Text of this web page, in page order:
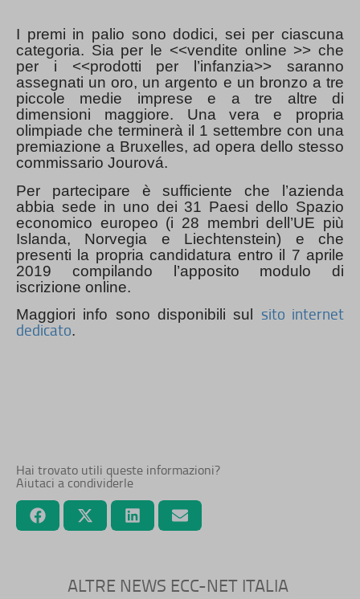
I premi in palio sono dodici, sei per ciascuna
categoria. Sia per le <<vendite online >> che
per i <<prodotti per l’infanzia>> saranno
assegnati un oro, un argento e un bronzo a tre
piccole medie imprese e a tre altre di
dimensioni maggiore. Una vera e propria
olimpiade che terminerà il 1 settembre con una
premiazione a Bruxelles, ad opera dello stesso
commissario Jourová.
Per partecipare è sufficiente che l’azienda
abbia sede in uno dei 31 Paesi dello Spazio
economico europeo (i 28 membri dell’UE più
Islanda, Norvegia e Liechtenstein) e che
presenti la propria candidatura entro il 7 aprile
2019 compilando l’apposito modulo di
iscrizione online.
Maggiori info sono disponibili sul sito internet
dedicato.
Hai trovato utili queste informazioni?
Aiutaci a condividerle
ALTRE NEWS ECC-NET ITALIA